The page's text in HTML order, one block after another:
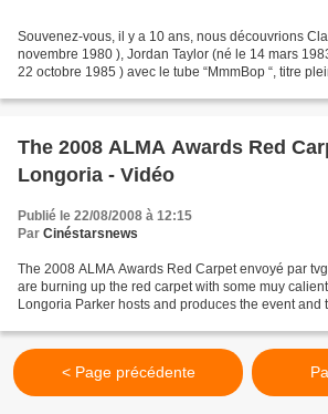
Souvenez-vous, il y a 10 ans, nous découvrions
novembre 1980 ), Jordan Taylor (né le 14 mars
22 octobre 1985 ) avec le tube “MmmBop “, titre
The 2008 ALMA Awards Red
Longoria - Vidéo
Publié le 22/08/2008 à 12:15
Par Cinéstarsnews
The 2008 ALMA Awards Red Carpet envoyé par
are burning up the red carpet with some muy
Longoria Parker hosts and produces the event and
< Page précédente